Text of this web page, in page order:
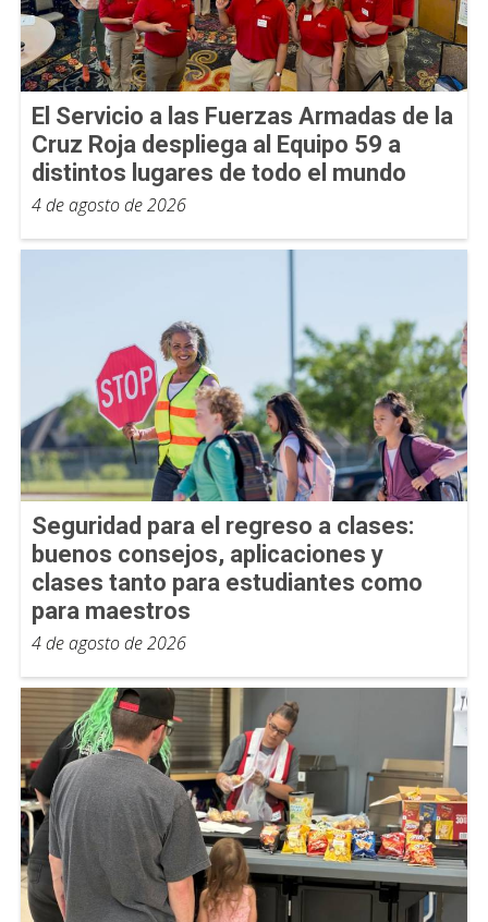
El Servicio a las Fuerzas Armadas de la
Cruz Roja despliega al Equipo 59 a
distintos lugares de todo el mundo
4 de agosto de 2026
Seguridad para el regreso a clases:
buenos consejos, aplicaciones y
clases tanto para estudiantes como
para maestros
4 de agosto de 2026